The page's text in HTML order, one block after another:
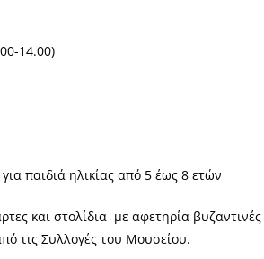
14.00)
για παιδιά ηλικίας από 5 έως 8 ετών
και στολίδια με αφετηρία βυζαντινές
τις Συλλογές του Μουσείου.